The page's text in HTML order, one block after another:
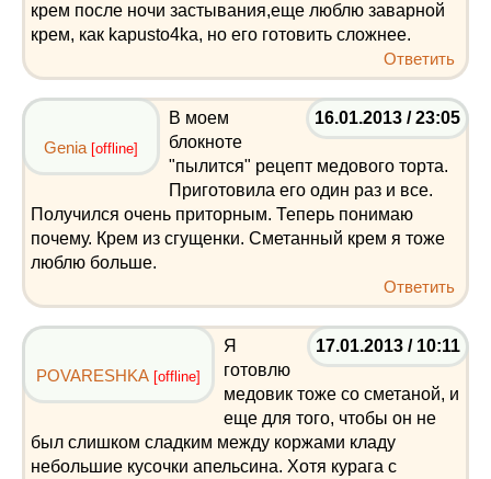
крем после ночи застывания,еще люблю заварной
крем, как kapusto4ka, но его готовить сложнее.
Ответить
16.01.2013 / 23:05
Genia [offline]
В моем
блокноте
"пылится" рецепт медового торта.
Приготовила его один раз и все.
Получился очень приторным. Теперь понимаю
почему. Крем из сгущенки. Сметанный крем я тоже
люблю больше.
Ответить
17.01.2013 / 10:11
POVARESHKA [offline]
Я
готовлю
медовик тоже со сметаной, и
еще для того, чтобы он не
был слишком сладким между коржами кладу
небольшие кусочки апельсина. Хотя курага с